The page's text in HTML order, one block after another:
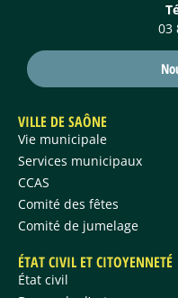
03
VILLE DE SAÔNE
Vie municipale
Services municipaux
CCAS
Comité des fêtes
Comité de jumelage
ÉTAT CIVIL ET CITOYENNETÉ
État civil